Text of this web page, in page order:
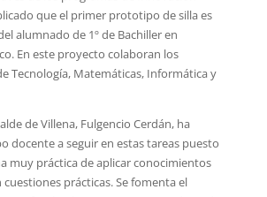
que el primer prototipo de silla es
alumnado de 1º de Bachiller en
En este proyecto colaboran los
Tecnología, Matemáticas, Informática y
de Villena, Fulgencio Cerdán, ha
docente a seguir en estas tareas puesto
muy práctica de aplicar conocimientos
prácticas. Se fomenta el